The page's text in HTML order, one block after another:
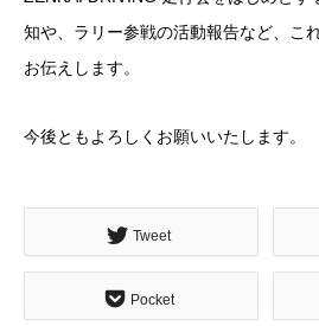
知や、ラリー参戦の活動報告など、こ
お伝えします。
今後ともよろしくお願いいたします。
Tweet
Pocket